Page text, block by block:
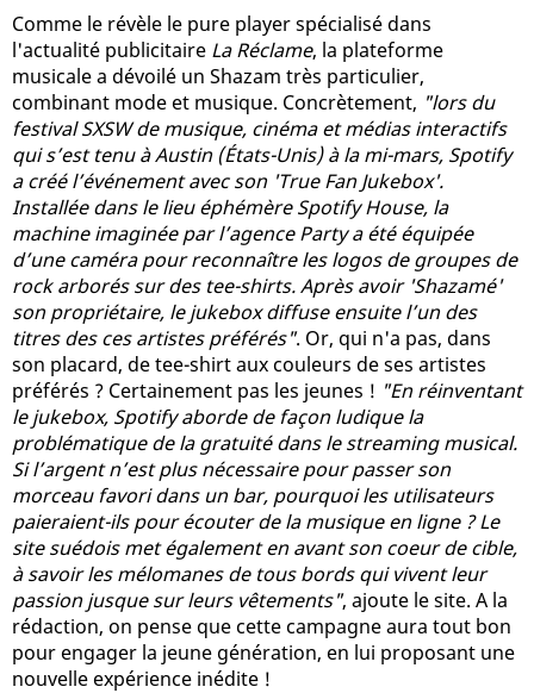
Comme le révèle le pure player spécialisé dans
l'actualité publicitaire La Réclame, la plateforme
musicale a dévoilé un Shazam très particulier,
combinant mode et musique. Concrètement, "lors du
festival SXSW de musique, cinéma et médias interactifs
qui s’est tenu à Austin (États-Unis) à la mi-mars, Spotify
a créé l’événement avec son 'True Fan Jukebox'.
Installée dans le lieu éphémère Spotify House, la
machine imaginée par l’agence Party a été équipée
d’une caméra pour reconnaître les logos de groupes de
rock arborés sur des tee-shirts. Après avoir 'Shazamé'
son propriétaire, le jukebox diffuse ensuite l’un des
titres des ces artistes préférés". Or, qui n'a pas, dans
son placard, de tee-shirt aux couleurs de ses artistes
préférés ? Certainement pas les jeunes ! "En réinventant
le jukebox, Spotify aborde de façon ludique la
problématique de la gratuité dans le streaming musical.
Si l’argent n’est plus nécessaire pour passer son
morceau favori dans un bar, pourquoi les utilisateurs
paieraient-ils pour écouter de la musique en ligne ? Le
site suédois met également en avant son coeur de cible,
à savoir les mélomanes de tous bords qui vivent leur
passion jusque sur leurs vêtements", ajoute le site. A la
rédaction, on pense que cette campagne aura tout bon
pour engager la jeune génération, en lui proposant une
nouvelle expérience inédite !